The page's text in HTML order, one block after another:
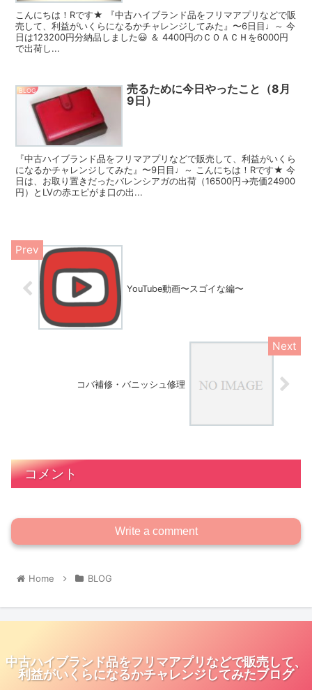
こんにちは！Rです★ 『中古ハイブランド品をフリマアプリなどで販
売して、利益がいくらになるかチャレンジしてみた』〜6日目♩～ 今
日は123200円分納品しました😃 ＆ 4400円のＣＯＡＣＨを6000円
で出荷し...
BLOG
売るために今日やったこと（8月
9日）
『中古ハイブランド品をフリマアプリなどで販売して、利益がいくら
になるかチャレンジしてみた』〜9日目♩～ こんにちは！Rです★ 今
日は、お取り置きだったバレンシアガの出荷（16500円→売価24900
円）とLVの赤エピがま口の出...
YouTube動画〜スゴイな編〜
コバ補修・バニッシュ修理
コメント
Write a comment
Home BLOG
中古ハイブランド品をフリマアプリなどで販売して、
利益がいくらになるかチャレンジしてみたブログ